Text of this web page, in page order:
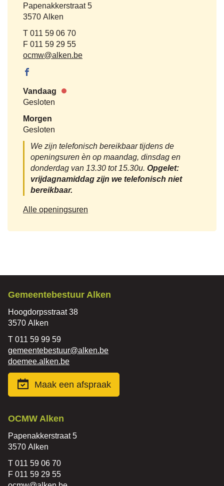
Adres
Papenakkerstraat 5
,3570 Alken
Tel.011 59 06 70
Fax011 59 29 55
E-
ocmw@alken.be
Facebook
Alken
Vandaag
Nu
Gesloten
Morgen
Gesloten
We zijn telefonisch bereikbaar tijdens de
openingsuren èn op maandag, dinsdag en
donderdag van 13.30 tot 15.30u. Opgelet:
vrijdagnamiddag zijn we telefonisch niet
bereikbaar.
Alle openingsuren
Contact
Gemeentebestuur Alken
Adres
Hoogdorpsstraat 38
,3570 Alken
Tel.011 59 99 59
E-
mail
gemeentebestuur@alken.be
Website
doemee.alken.be
Maak een afspraak
Contact
OCMW Alken
Adres
Papenakkerstraat 5
,3570 Alken
Tel.011 59 06 70
Fax011 59 29 55